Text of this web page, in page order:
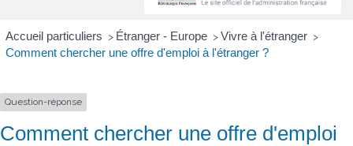
Accueil particuliers > Étranger - Europe > Vivre à l'étranger >
Comment chercher une offre d'emploi à l'étranger ?
Question-réponse
Comment chercher une offre d'emploi